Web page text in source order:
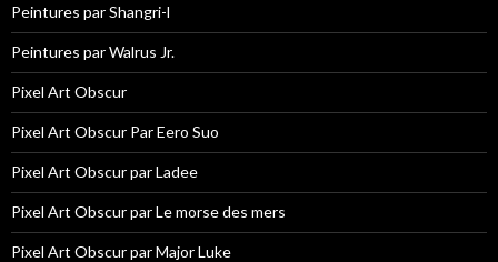
Peintures par Shangri-l
Peintures par Walrus Jr.
Pixel Art Obscur
Pixel Art Obscur Par Eero Suo
Pixel Art Obscur par Ladee
Pixel Art Obscur par Le morse des mers
Pixel Art Obscur par Major Luke